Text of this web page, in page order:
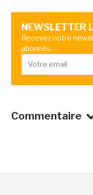
NEWSLETTER
Recevez notre
abonnés
Commentaire